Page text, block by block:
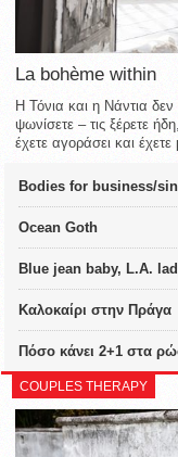
La bohème within
Η Τόνια και η Νάντια
ψωνίσετε – τις ξέρετε
έχετε αγοράσει και έχετε
Bodies for business/sin
Ocean Goth
Blue jean baby, L.A.
Καλοκαίρι στην Πράγα
Πόσο κάνει 2+1 στα
COUPLES THERAPY